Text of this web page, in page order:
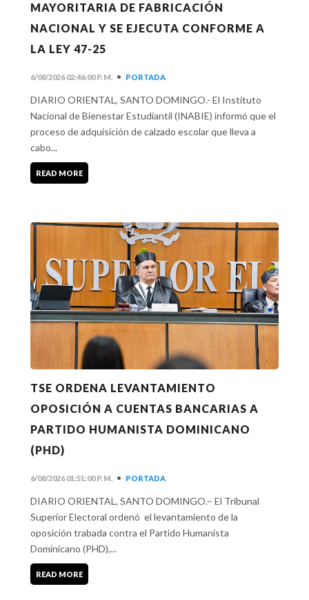
MAYORITARIA DE FABRICACIÓN
NACIONAL Y SE EJECUTA CONFORME A
LA LEY 47-25
6/08/2026 02:46:00 P. M. • PORTADA
DIARIO ORIENTAL, SANTO DOMINGO.- El Instituto
Nacional de Bienestar Estudiantil (INABIE) informó que el
proceso de adquisición de calzado escolar que lleva a
cabo...
READ MORE
TSE ORDENA LEVANTAMIENTO
OPOSICIÓN A CUENTAS BANCARIAS A
PARTIDO HUMANISTA DOMINICANO
(PHD)
6/08/2026 01:51:00 P. M. • PORTADA
DIARIO ORIENTAL, SANTO DOMINGO.– El Tribunal
Superior Electoral ordenó el levantamiento de la
oposición trabada contra el Partido Humanista
Dominicano (PHD),...
READ MORE